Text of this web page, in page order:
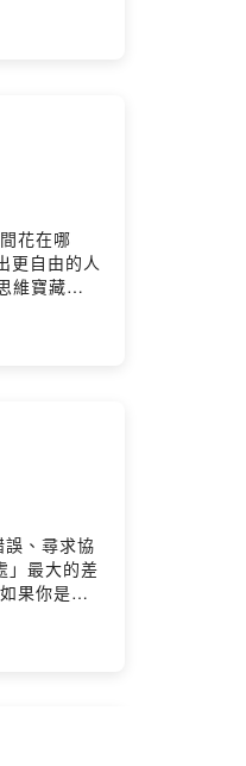
的小確
花在哪
更自由的人
寶藏。
、尋求協
」最大的差
果你是主
《思